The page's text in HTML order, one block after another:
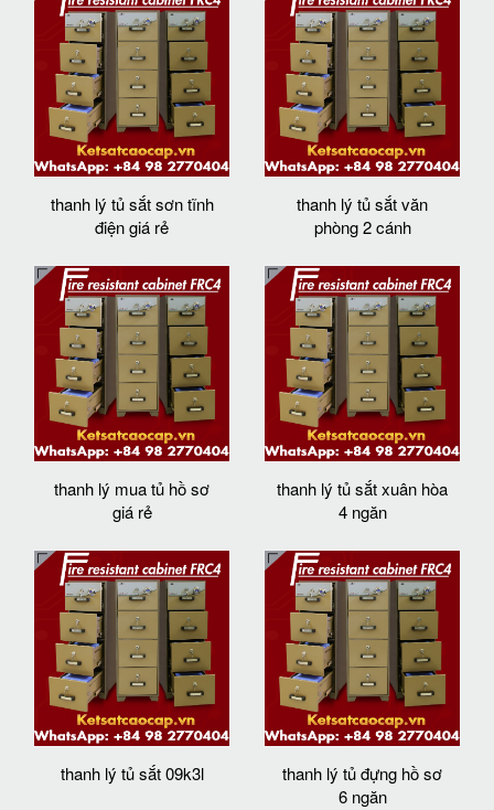
thanh lý tủ sắt sơn tĩnh
điện giá rẻ
thanh lý tủ sắt văn
phòng 2 cánh
thanh lý mua tủ hồ sơ
giá rẻ
thanh lý tủ sắt xuân hòa
4 ngăn
thanh lý tủ sắt 09k3l
thanh lý tủ đựng hồ sơ
6 ngăn